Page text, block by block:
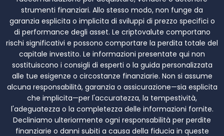
strumenti finanziari. Allo stesso modo, non funge da
garanzia esplicita o implicita di sviluppi di prezzo specifici o
di performance degli asset. Le criptovalute comportano
rischi significativi e possono comportare la perdita totale del
capitale investito. Le informazioni presentate qui non
sostituiscono i consigli di esperti o la guida personalizzata
alle tue esigenze o circostanze finanziarie. Non si assume
alcuna responsabilità, garanzia o assicurazione—sia esplicita
che implicita—per l'accuratezza, la tempestività,
l'adeguatezza o la completezza delle informazioni fornite.
Decliniamo ulteriormente ogni responsabilità per perdite
finanziarie o danni subiti a causa della fiducia in queste